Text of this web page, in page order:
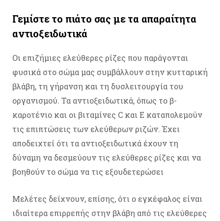
Γεμίστε το πιάτο σας με τα απαραίτητα
αντιοξειδωτικά
Οι επιζήμιες ελεύθερες ρίζες που παράγονται
φυσικά στο σώμα μας συμβάλλουν στην κυτταρική
βλάβη, τη γήρανση και τη δυσλειτουργία του
οργανισμού. Τα αντιοξειδωτικά, όπως το β-
καροτένιο και οι βιταμίνες C και E καταπολεμούν
τις επιπτώσεις των ελεύθερων ριζών. Έχει
αποδειχτεί ότι τα αντιοξειδωτικά έχουν τη
δύναμη να δεσμεύουν τις ελεύθερες ρίζες και να
βοηθούν το σώμα να τις εξουδετερώσει
Μελέτες δείχνουν, επίσης, ότι ο εγκέφαλος είναι
ιδιαίτερα επιρρεπής στην βλάβη από τις ελεύθερες